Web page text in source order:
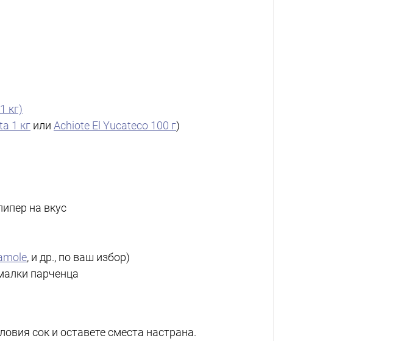
кг)
1 кг или Achiote El Yucateco 100 г)
на вкус
, и др., по ваш избор)
парченца
сок и оставете сместа настрана.